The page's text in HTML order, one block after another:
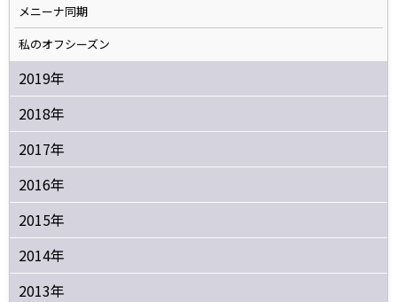
メニーナ同期
私のオフシーズン
2019年
2018年
2017年
2016年
2015年
2014年
2013年